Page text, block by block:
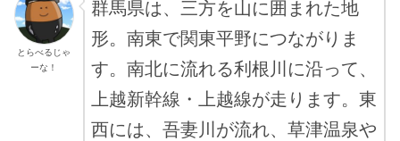
とらべるじゃ
ーな！
群馬県は、三方を山に囲まれた地
形。南東で関東平野につながりま
す。南北に流れる利根川に沿って、
上越新幹線・上越線が走ります。東
西には、吾妻川が流れ、草津温泉や